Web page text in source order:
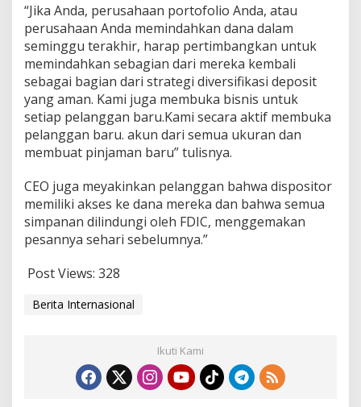
“Jika Anda, perusahaan portofolio Anda, atau
perusahaan Anda memindahkan dana dalam
seminggu terakhir, harap pertimbangkan untuk
memindahkan sebagian dari mereka kembali
sebagai bagian dari strategi diversifikasi deposit
yang aman. Kami juga membuka bisnis untuk
setiap pelanggan baru.Kami secara aktif membuka
pelanggan baru. akun dari semua ukuran dan
membuat pinjaman baru” tulisnya.
CEO juga meyakinkan pelanggan bahwa dispositor
memiliki akses ke dana mereka dan bahwa semua
simpanan dilindungi oleh FDIC, menggemakan
pesannya sehari sebelumnya.”
Post Views: 328
Berita Internasional
Ikuti Kami